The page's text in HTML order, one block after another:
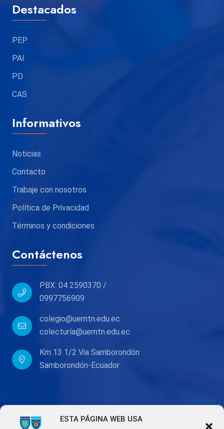
ESTA PÁGINA WEB USA
Destacados
PEP
PAI
PD
CAS
Informativos
Noticias
Contacto
Trabaje con nosotros
Política de Privacidad
Términos y condiciones
Contáctenos
PBX: 04 2590370 /
0997756909
colegio@uemtn.edu.ec
colecturía@uemtn.edu.ec
Km 13 1/2 Via Samborondón
Samborondón-Ecuador